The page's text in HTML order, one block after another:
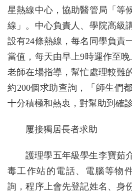
星熱線中心，協助醫管局「等
線」。中心負責人、學院高級
設有24條熱線，每名同學負責
當值，每天由早上9時運作至
老師在場指導，幫忙處理較難
約200個求助查詢，「師生們
十分積極和熱衷，對幫助到確
屢接獨居長者求助
護理學五年級學生李寶茹
毒工作站的電話、電腦等物
詢，程序上會先登記姓名、身